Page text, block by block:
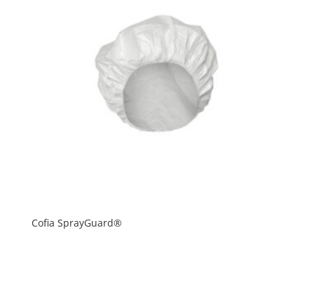
Cofia SprayGuard®